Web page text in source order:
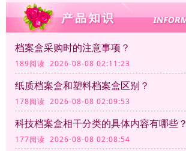
档案盒采购时的注意事项？
189阅读 2026-08-08 02:11:23
纸质档案盒和塑料档案盒区别？
178阅读 2026-08-08 02:09:53
科技档案盒相干分类的具体内容有哪些？
177阅读 2026-08-08 02:08:54